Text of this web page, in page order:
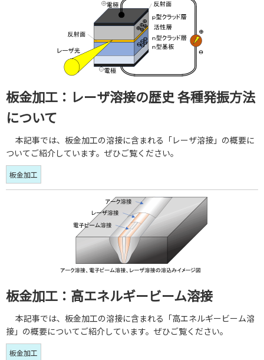
板金加工：レーザ溶接の歴史 各種発振方法
について
本記事では、板金加工の溶接に含まれる「レーザ溶接」の概要に
ついてご紹介しています。ぜひご覧ください。
板金加工
板金加工：高エネルギービーム溶接
本記事では、板金加工の溶接に含まれる「高エネルギービーム溶
接」の概要についてご紹介しています。ぜひご覧ください。
板金加工